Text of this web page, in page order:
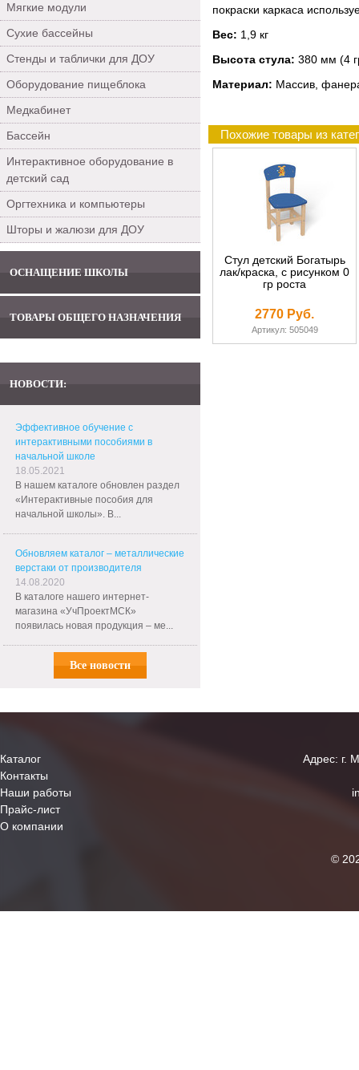
Мягкие модули
Сухие бассейны
Стенды и таблички для ДОУ
Оборудование пищеблока
Медкабинет
Бассейн
Интерактивное оборудование в
детский сад
Оргтехника и компьютеры
Шторы и жалюзи для ДОУ
ОСНАЩЕНИЕ ШКОЛЫ
ТОВАРЫ ОБЩЕГО НАЗНАЧЕНИЯ
НОВОСТИ:
Эффективное обучение с
интерактивными пособиями в
начальной школе
18.05.2021
В нашем каталоге обновлен раздел
«Интерактивные пособия для
начальной школы». В...
Обновляем каталог – металлические
верстаки от производителя
14.08.2020
В каталоге нашего интернет-
магазина «УчПроектМСК»
появилась новая продукция – ме...
Все новости
покраски каркаса
Вес: 1,9 кг
Высота стула: 380 мм (4
Материал: Массив,
Похожие товары из
Стул детский Богатырь
лак/краска, с рисунком 0
гр роста
2770 Руб.
Артикул: 505049
Каталог
Контакты
Наши работы
Прайс-лист
О компании
Адрес: г.
©